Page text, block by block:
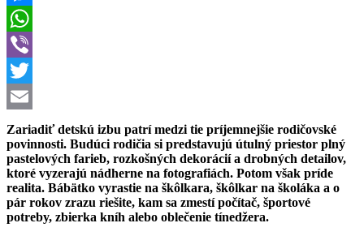
Messenger
WhatsApp
Viber
Twitter
Email
Zariadiť detskú izbu patrí medzi tie príjemnejšie rodičovské
povinnosti. Budúci rodičia si predstavujú útulný priestor plný
pastelových farieb, rozkošných dekorácií a drobných detailov,
ktoré vyzerajú nádherne na fotografiách. Potom však príde
realita. Bábätko vyrastie na škôlkara, škôlkar na školáka a o
pár rokov zrazu riešite, kam sa zmestí počítač, športové
potreby, zbierka kníh alebo oblečenie tínedžera.